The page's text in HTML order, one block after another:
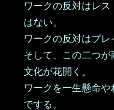
ワークの反対はレ
はない。
ワークの反対はプレ
そして、この二つ
文化が花開く。
ワークを一生懸命
でする。